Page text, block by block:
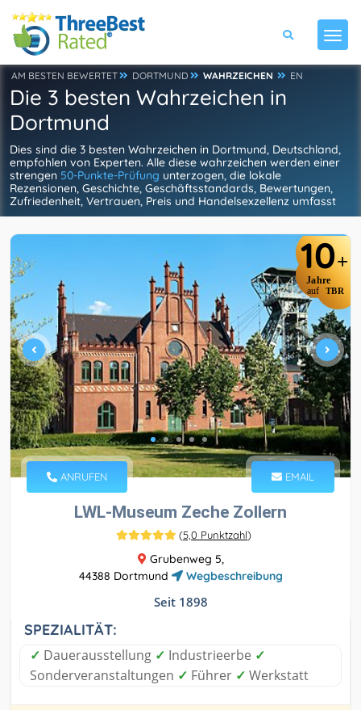
AM BESTEN BEWERTET DORTMUND WAHRZEICHEN EN
Die 3 besten Wahrzeichen in
Dortmund
Dies sind die 3 besten Wahrzeichen in Dortmund, Deutschland,
empfohlen von Experten. Alle diese wahrzeichen werden einer
strengen 50-Punkte-Prüfung unterzogen, die lokale
Rezensionen, Geschichte, Geschäftsstandards, Bewertungen,
Zufriedenheit, Vertrauen, Preis und Handelsexzellenz umfasst
10+
Jahre
auf TBR
ANRUFEN EMAIL
LWL-Museum Zeche Zollern
(5,0 Punktzahl)
Grubenweg 5,
44388 Dortmund
Wegbeschreibung
Seit 1898
SPEZIALITÄT:
✓ Dauerausstellung ✓ Industrieerbe ✓
Sonderveranstaltungen ✓ Führer ✓ Werkstatt